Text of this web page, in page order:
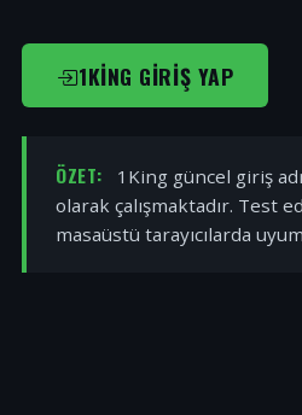
1KING GIRIŞ YAP
ÖZET:
1King güncel giriş
olarak çalışmaktadır. Test
masaüstü tarayıcılarda